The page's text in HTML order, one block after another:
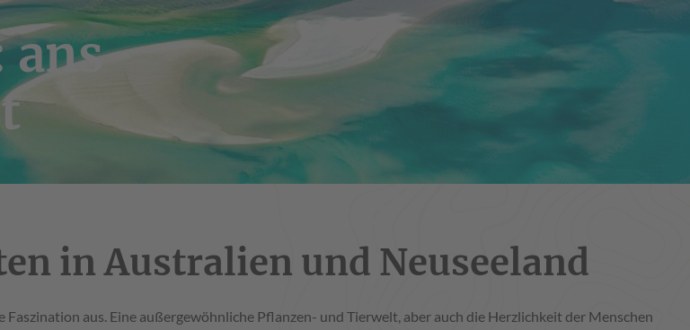
ans
in Australien und Neuseeland
aus. Eine außergewöhnliche Pflanzen- und Tierwelt, aber auch die Herzlichkeit der Menschen